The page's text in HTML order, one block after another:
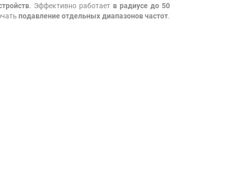
. Эффективно работает в радиусе до 50
подавление отдельных диапазонов частот.